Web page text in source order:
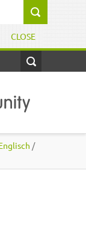
CLOSE
/